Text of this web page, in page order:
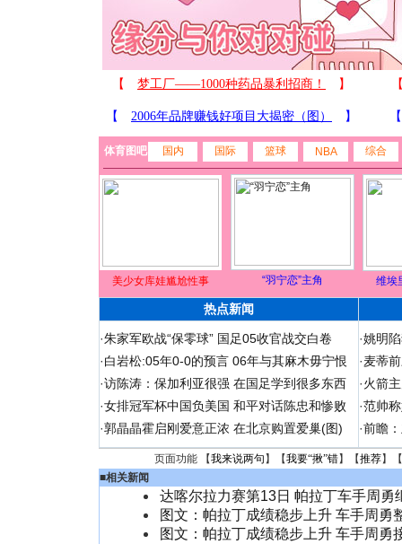
体育图吧 国内 国际 篮球 NBA 综合
美少女库娃尴尬性事 “羽宁恋”主角 维埃
热点新闻
·朱家军欧战“保零球” 国足05收官战交白卷
·白岩松:05年0-0的预言 06年与其麻木毋宁恨
·访陈涛：保加利亚很强 在国足学到很多东西
·女排冠军杯中国负美国 和平对话陈忠和惨败
·郭晶晶霍启刚爱意正浓 在北京购置爱巢(图)
·姚明
·麦蒂
·火箭
·范帅
·前瞻
页面功能 【我来说两句 】【我要“揪”错】【推荐】
■相关新闻
达喀尔拉力赛第13日 帕拉丁车手周勇
图文：帕拉丁成绩稳步上升 车手周勇
图文：帕拉丁成绩稳步上升 车手周勇